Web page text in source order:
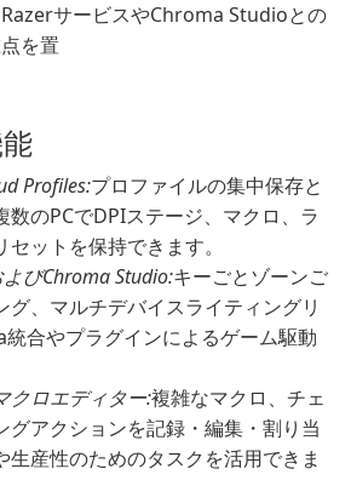
サービスやChroma Studioとの
を置
Profiles:プロファイルの集中保存と
数のPCでDPIステージ、マクロ、ラ
ットを保持できます。
びChroma Studio:キーごとゾーンご
グ、マルチデバイスライティングリ
合やプラグインによるゲーム駆動
クロエディター:複雑なマクロ、チェ
グアクションを記録・編集・割り当
生産性のためのタスクを活用できま